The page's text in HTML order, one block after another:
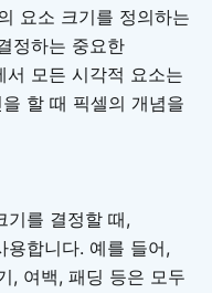
요소 크기를 정의하는
정하는 중요한
서 모든 시각적 요소는
할 때 픽셀의 개념을
기를 결정할 때,
용합니다. 예를 들어,
, 여백, 패딩 등은 모두